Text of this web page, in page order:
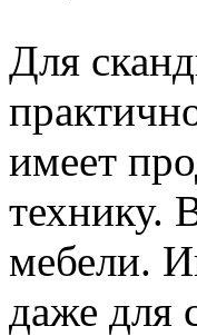
Для
имеет
технику.
мебели.
даже для